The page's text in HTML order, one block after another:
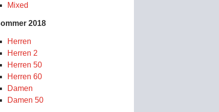
Mixed
2018
Herren
Herren 2
Herren 50
Herren 60
Damen
Damen 50